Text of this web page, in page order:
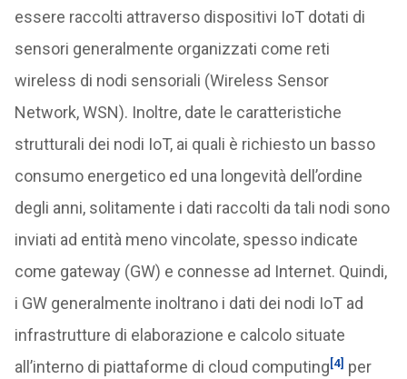
essere raccolti attraverso dispositivi IoT dotati di
sensori generalmente organizzati come reti
wireless di nodi sensoriali (Wireless Sensor
Network, WSN). Inoltre, date le caratteristiche
strutturali dei nodi IoT, ai quali è richiesto un basso
consumo energetico ed una longevità dell’ordine
degli anni, solitamente i dati raccolti da tali nodi sono
inviati ad entità meno vincolate, spesso indicate
come gateway (GW) e connesse ad Internet. Quindi,
i GW generalmente inoltrano i dati dei nodi IoT ad
infrastrutture di elaborazione e calcolo situate
all’interno di piattaforme di cloud computing[4] per